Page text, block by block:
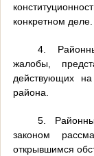
конкретном деле.
4.
жалобы,
действующих на
района.
5.
законом
открывшимся